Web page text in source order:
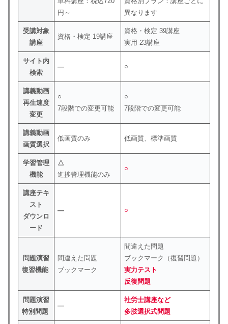
円～
異なります
受講対象
講座
資格・検定 19講座
資格・検定 39講座
実用 23講座
サイト内
検索
― ○
講義動画
再生速度
変更
○
7段階での変更可能
○
7段階での変更可能
講義動画
画質選択
低画質のみ 低画質、標準画質
学習管理
機能
△
進捗管理機能のみ
○
講座テキ
スト
ダウンロ
ード
― ○
問題演習
復習機能
間違えた問題
ブックマーク
間違えた問題
ブックマーク（復習問題）
実力テスト
反復問題
問題演習
特別問題
―
社労士講座など
多肢選択式問題